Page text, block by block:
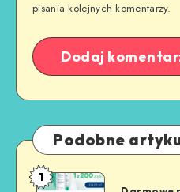
pisania kolejnych komentarzy.
Podobne
1